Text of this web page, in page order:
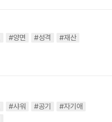
#양면 #성격
#재산
#샤워 #공기
#자기애